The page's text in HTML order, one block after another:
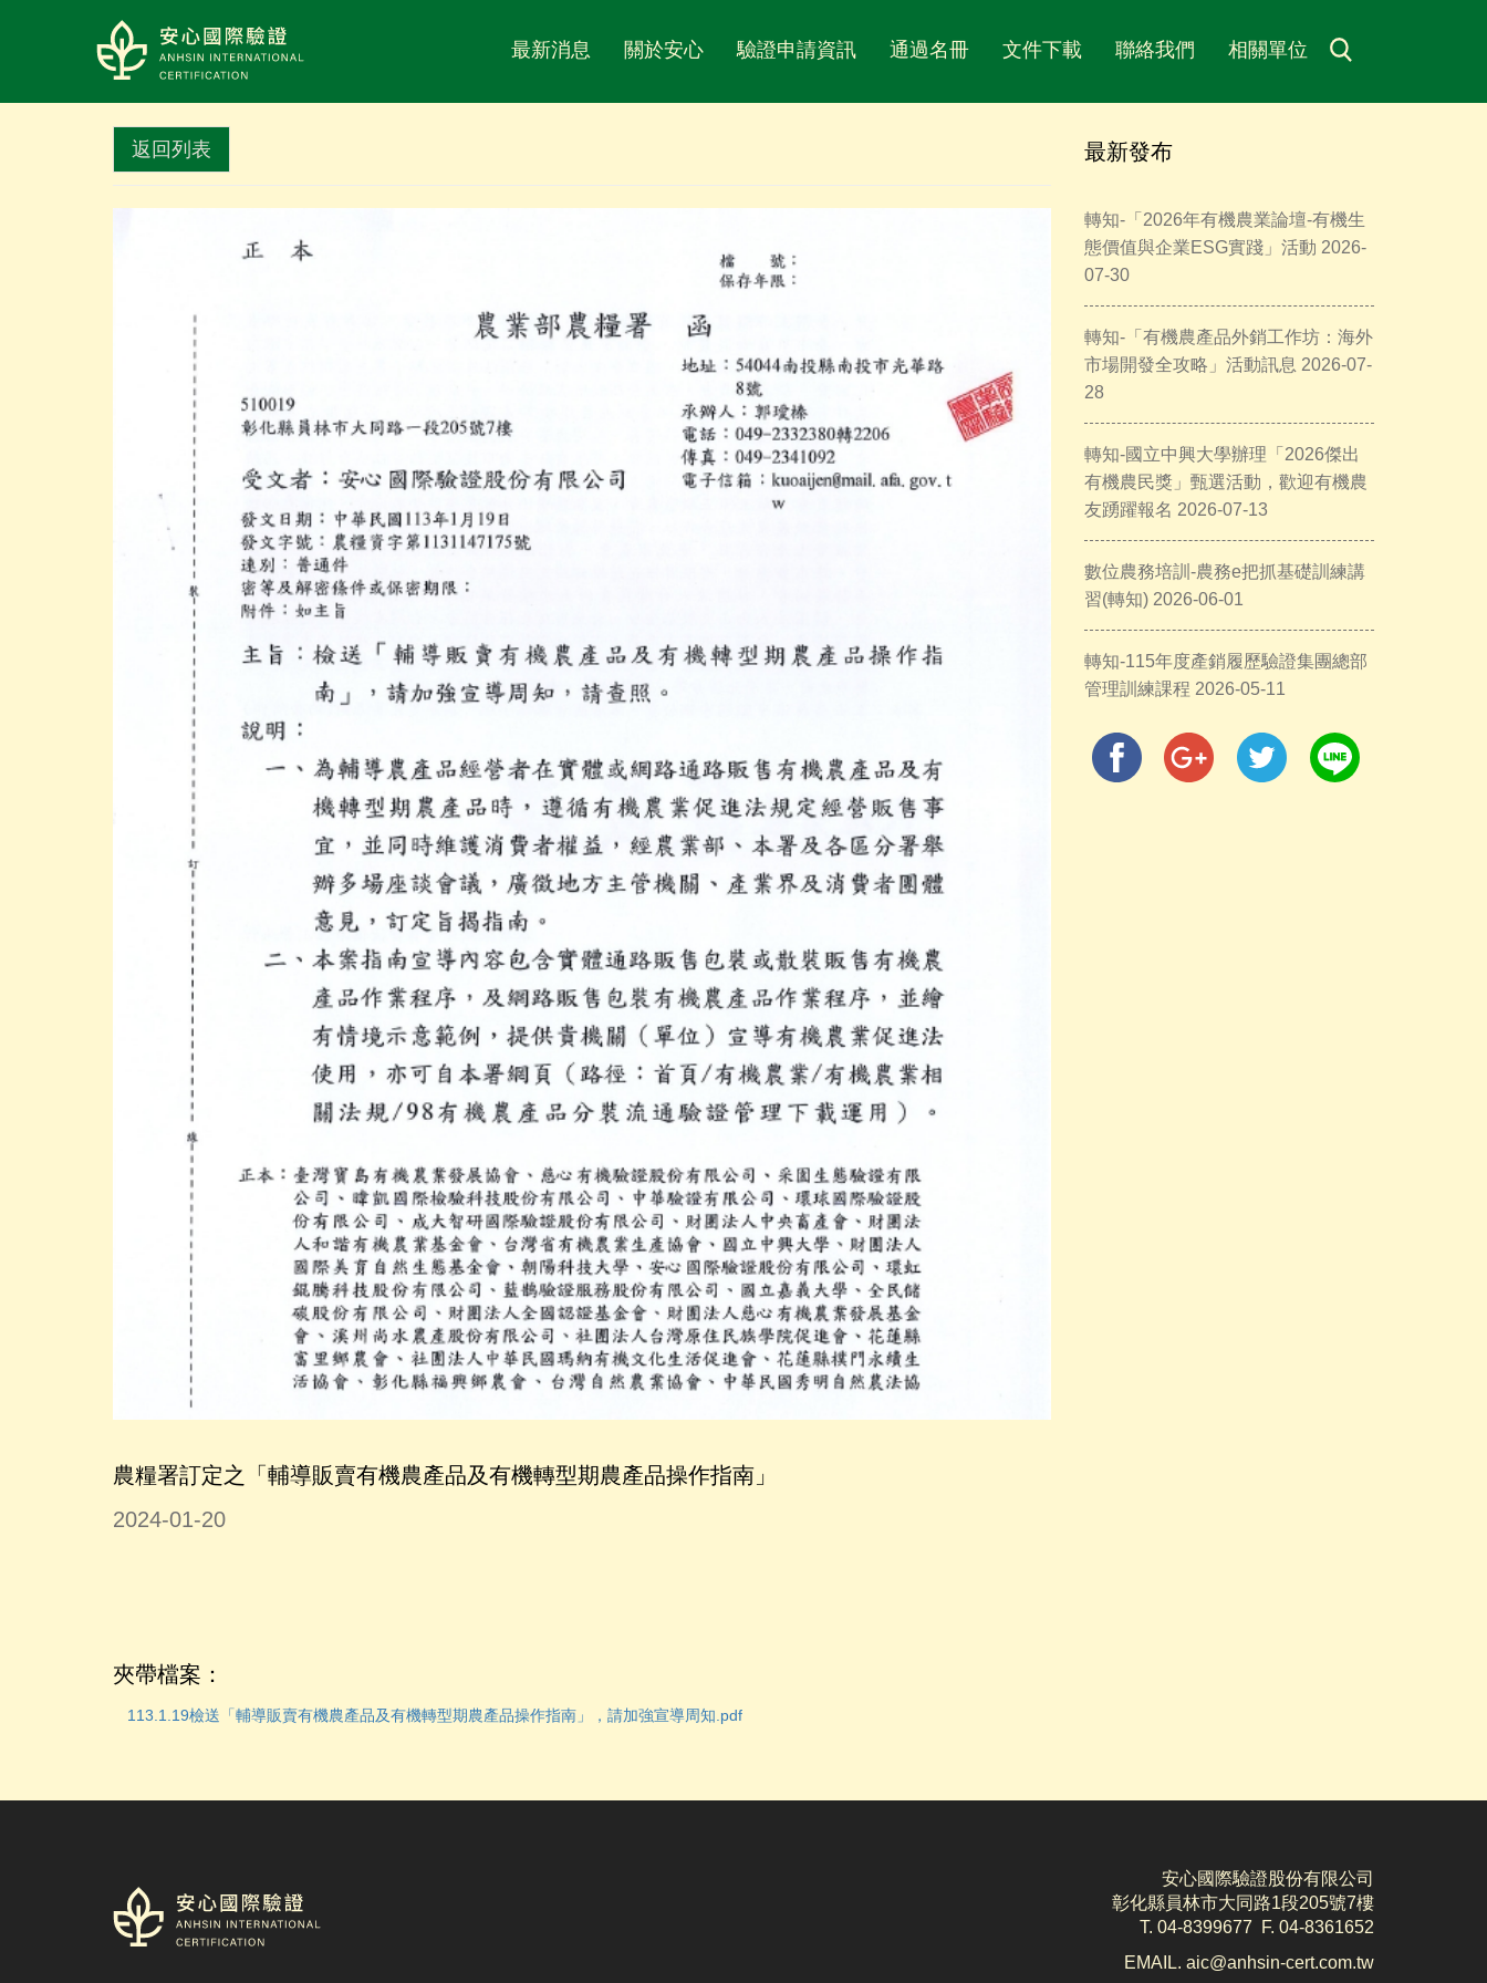
LOGO
最新消息
關於安心 驗證申請資訊 通過名冊 文件下載 聯絡我們 相關單位
返回列表
農糧署訂定之「輔導販賣有機農產品及有機轉型期農產品操作指南」
2024-01-20
夾帶檔案：
113.1.19檢送「輔導販賣有機農產品及有機轉型期農產品操作指南」，請加強宣導周知.pdf
最新發布
轉知-「2026年有機農業論壇-有機生
態價值與企業ESG實踐」活動 2026-
07-30
轉知-「有機農產品外銷工作坊：海外
市場開發全攻略」活動訊息 2026-07-
28
轉知-國立中興大學辦理「2026傑出
有機農民獎」甄選活動，歡迎有機農
友踴躍報名 2026-07-13
數位農務培訓-農務e把抓基礎訓練講
習(轉知) 2026-06-01
轉知-115年度產銷履歷驗證集團總部
管理訓練課程 2026-05-11
安心國際驗證股份有限公司
彰化縣員林市大同路1段205號7樓
T. 04-8399677 F. 04-8361652
EMAIL. aic@anhsin-cert.com.tw